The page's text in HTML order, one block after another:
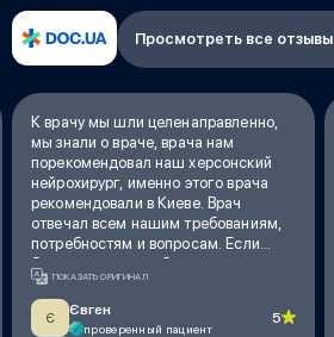
Просмотреть все отзывы
К врачу мы шли целенаправленно,
мы знали о враче, врача нам
порекомендовал наш херсонский
нейрохирург, именно этого врача
рекомендовали в Киеве. Врач
отвечал всем нашим требованиям,
потребностям и вопросам. Если
будет нужно, мы обязательно
обратимся снова
ПОКАЗАТЬ ОРИГИНАЛ
Є
Євген
проверенный пациент
5